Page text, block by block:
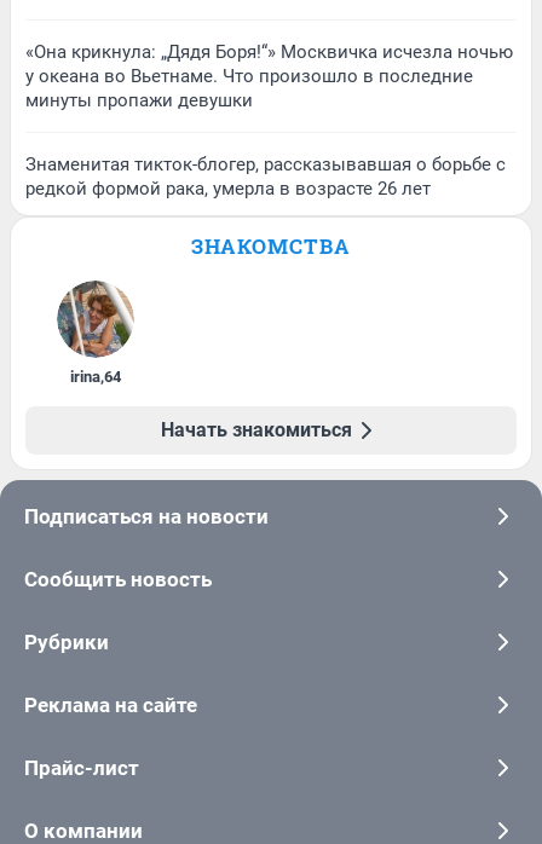
«Она крикнула: „Дядя Боря!“» Москвичка исчезла ночью
у океана во Вьетнаме. Что произошло в последние
минуты пропажи девушки
Знаменитая тикток-блогер, рассказывавшая о борьбе с
редкой формой рака, умерла в возрасте 26 лет
ЗНАКОМСТВА
irina,64
Начать знакомиться
Подписаться на новости
Сообщить новость
Рубрики
Реклама на сайте
Прайс-лист
О компании